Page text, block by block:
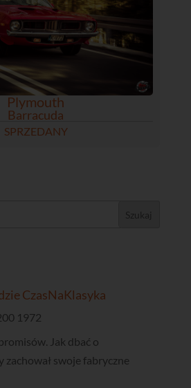
Plymouth
Barracuda
SPRZEDANY
CzasNaKlasyka
1972
Jak dbać o
zachował swoje fabryczne